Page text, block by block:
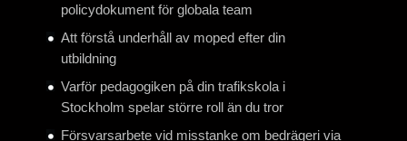
policydokument för globala team
Att förstå underhåll av moped efter din
utbildning
Varför pedagogiken på din trafikskola i
Stockholm spelar större roll än du tror
Försvarsarbete vid misstanke om bedrägeri via